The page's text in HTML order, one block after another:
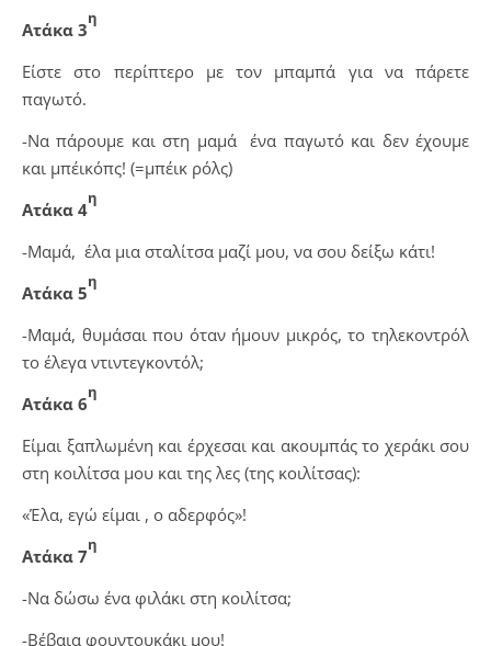
Ατάκα 3
η
Είστε στο περίπτερο με τον μπαμπά για να πάρετε
παγωτό.
-Να πάρουμε και στη μαμά ένα παγωτό και δεν έχουμε
και μπέικόπς! (=μπέικ ρόλς)
Ατάκα 4
η
-Μαμά, έλα μια σταλίτσα μαζί μου, να σου δείξω κάτι!
Ατάκα 5
η
-Μαμά, θυμάσαι που όταν ήμουν μικρός, το τηλεκοντρόλ
το έλεγα ντιντεγκοντόλ;
Ατάκα 6
η
Είμαι ξαπλωμένη και έρχεσαι και ακουμπάς το χεράκι σου
στη κοιλίτσα μου και της λες (της κοιλίτσας):
«Έλα, εγώ είμαι , ο αδερφός»!
Ατάκα 7
η
-Να δώσω ένα φιλάκι στη κοιλίτσα;
-Βέβαια φουντουκάκι μου!